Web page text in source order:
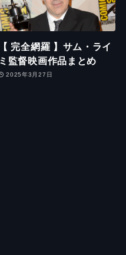
【 完全網羅 】サム・ライ
ミ監督映画作品まとめ
2025年3月27日